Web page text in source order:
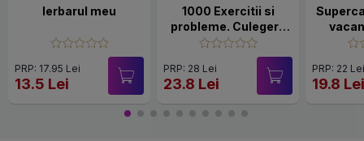
Ierbarul meu
PRP: 17.95 Lei
13.5 Lei
1000 Exercitii si
probleme. Culegere
de matematică.
PRP: 28 Lei
23.8 Lei
PRP: 22
19.8